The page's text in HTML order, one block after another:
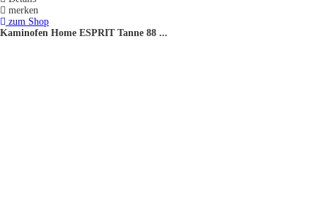
merken
zum Shop
Kaminofen Home ESPRIT Tanne 88 ...